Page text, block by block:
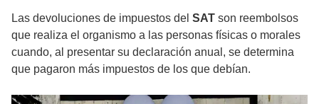
Las devoluciones de impuestos del SAT son reembolsos
que realiza el organismo a las personas físicas o morales
cuando, al presentar su declaración anual, se determina
que pagaron más impuestos de los que debían.